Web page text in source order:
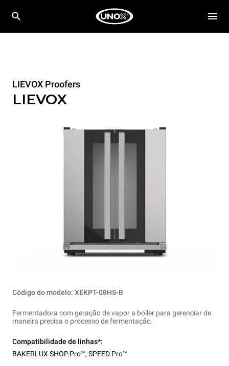
LIEVOX Proofers
LIEVOX
Código do modelo: XEKPT-08HS-B
Fermentadora com geração de vapor a boiler para gerenciar de
maneira precisa o processo de fermentação.
Compatibilidade de linhas*:
BAKERLUX SHOP.Pro™, SPEED.Pro™